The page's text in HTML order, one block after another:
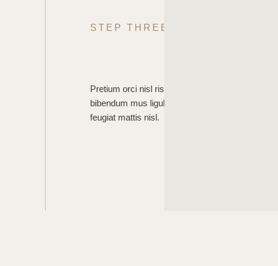
STEP THREE
Pretium orci nisl risus nulla taciti leo dictum. Sit
bibendum mus ligula ullamcorper ipsum eget
feugiat mattis nisl.